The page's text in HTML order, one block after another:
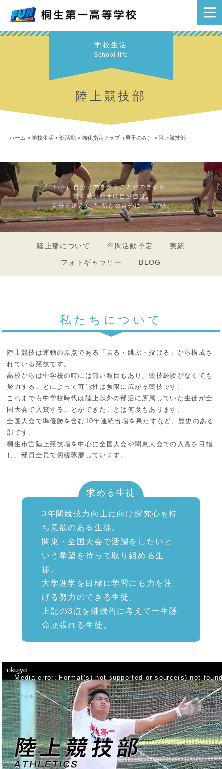
学校生活
School life
陸上競技部
ホーム > 学校生活> 部活動> 強化指定クラブ（男子のみ） > 陸上競技部
陸上部について 年間活動予定 実績
フォトギャラリー BLOG
私たちについて
陸上競技は運動の原点である「走る・跳ぶ・投げる」から構成さ
れている競技です。
高校からは中学校の時には無い種目もあり、競技経験がなくても
努力することによって可能性は無限に広がる競技です。
これまでも中学校時代は陸上以外の部活に所属していた生徒が全
国大会で入賞することができたことは何度もあります。
全国大会で準優勝を含む10年連続出場を果たすなど、歴史のある
部です。
桐生市営陸上競技場を中心に全国大会や関東大会での入賞を目指
し、部員全員で切磋琢磨しています。
求める生徒
3年間競技力向上に向け探究心を持
ち意欲のある生徒。
関東・全国大会で活躍をしたいと
いう希望を持って取り組める生
徒。
大学進学を目標に学習にも力を注
げる努力のできる生徒。
上記の3点を継続的に考えて一生懸
命頑張れる生徒。
画
プ
レ
ー
ヤ
ー
Media error: Format(s) not supported or source(s) not
ファイルをダウンロード: https://www.kiriichi.ed.jp/main/wp-content/uploads/movie/